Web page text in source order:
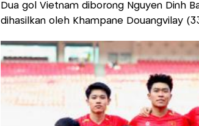
Dua gol Vietnam diborong Nguyen Dinh
dihasilkan oleh Khampane Douangvilay